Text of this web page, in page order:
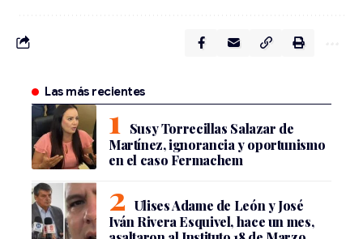
Las más recientes
Susy Torrecillas Salazar de
Martínez, ignorancia y oportunismo
en el caso Fermachem
Ulises Adame de León y José
Iván Rivera Esquivel, hace un mes,